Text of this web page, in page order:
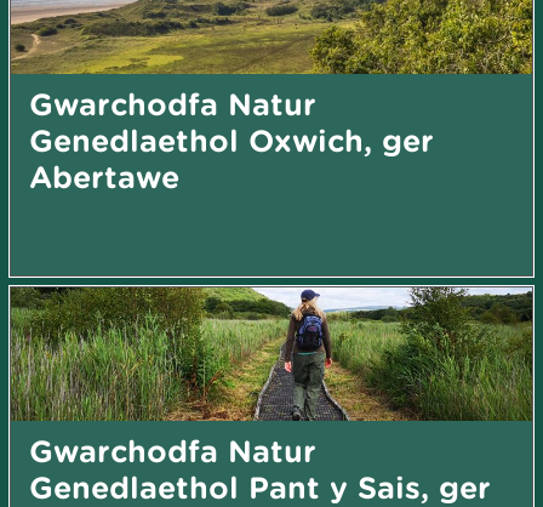
Gwarchodfa Natur
Genedlaethol Oxwich, ger
Abertawe
Gwarchodfa Natur
Genedlaethol Pant y Sais, ger